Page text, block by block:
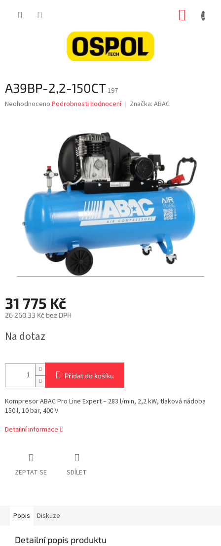
A39BP-2,2-150CT197
Průměrné
Neohodnoceno Podrobnosti hodnocení Značka: ABAC
31 775 Kč
26 260,33 Kč bez DPH
cena:
Na dotaz
Přidat do košíku
Kompresor ABAC Pro Line Expert – 283 l/min, 2,2 kW, tlaková nádoba
150 l, 10 bar, 400 V
Detailní informace
ZEPTAT SE SDÍLET
Popis Diskuze
Detailní popis produktu